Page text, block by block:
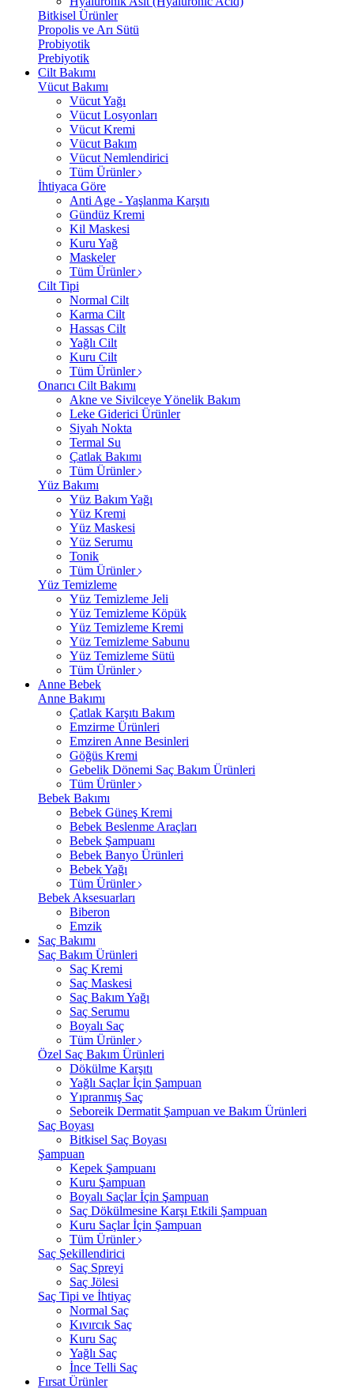
Bitkisel Ürünler
Propolis ve Arı Sütü
Probiyotik
Prebiyotik
Cilt Bakımı
Vücut Bakımı
Vücut Yağı
Vücut Losyonları
Vücut Kremi
Vücut Bakım
Vücut Nemlendirici
Tüm Ürünler
İhtiyaca Göre
Anti Age - Yaşlanma Karşıtı
Gündüz Kremi
Kil Maskesi
Kuru Yağ
Maskeler
Tüm Ürünler
Cilt Tipi
Normal Cilt
Karma Cilt
Hassas Cilt
Yağlı Cilt
Kuru Cilt
Tüm Ürünler
Onarıcı Cilt Bakımı
Akne ve Sivilceye Yönelik Bakım
Leke Giderici Ürünler
Siyah Nokta
Termal Su
Çatlak Bakımı
Tüm Ürünler
Yüz Bakımı
Yüz Bakım Yağı
Yüz Kremi
Yüz Maskesi
Yüz Serumu
Tonik
Tüm Ürünler
Yüz Temizleme
Yüz Temizleme Jeli
Yüz Temizleme Köpük
Yüz Temizleme Kremi
Yüz Temizleme Sabunu
Yüz Temizleme Sütü
Tüm Ürünler
Anne Bebek
Anne Bakımı
Çatlak Karşıtı Bakım
Emzirme Ürünleri
Emziren Anne Besinleri
Göğüs Kremi
Gebelik Dönemi Saç Bakım Ürünleri
Tüm Ürünler
Bebek Bakımı
Bebek Güneş Kremi
Bebek Beslenme Araçları
Bebek Şampuanı
Bebek Banyo Ürünleri
Bebek Yağı
Tüm Ürünler
Bebek Aksesuarları
Biberon
Emzik
Saç Bakımı
Saç Bakım Ürünleri
Saç Kremi
Saç Maskesi
Saç Bakım Yağı
Saç Serumu
Boyalı Saç
Tüm Ürünler
Özel Saç Bakım Ürünleri
Dökülme Karşıtı
Yağlı Saçlar İçin Şampuan
Yıpranmış Saç
Seboreik Dermatit Şampuan ve Bakım Ürünleri
Saç Boyası
Bitkisel Saç Boyası
Şampuan
Kepek Şampuanı
Kuru Şampuan
Boyalı Saçlar İçin Şampuan
Saç Dökülmesine Karşı Etkili Şampuan
Kuru Saçlar İçin Şampuan
Tüm Ürünler
Saç Şekillendirici
Saç Spreyi
Saç Jölesi
Saç Tipi ve İhtiyaç
Normal Saç
Kıvırcık Saç
Kuru Saç
Yağlı Saç
İnce Telli Saç
Fırsat Ürünler